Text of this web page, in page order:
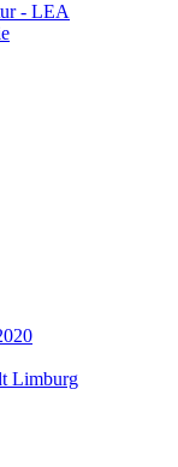
- LEA
Limburg